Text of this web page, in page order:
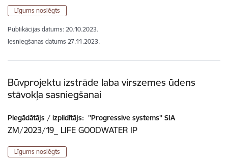
Līgums noslēgts
Publikācijas datums: 20.10.2023.
Iesniegšanas datums 27.11.2023.
Būvprojektu izstrāde laba virszemes ūdens
stāvokļa sasniegšanai
Piegādātājs / izpildītājs: ''Progressive systems'' SIA
ZM/2023/19_ LIFE GOODWATER IP
Līgums noslēgts